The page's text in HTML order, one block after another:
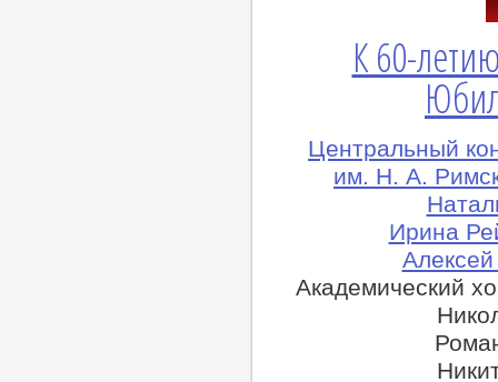
К 60-
Центральный
им. Н. А.
Ирина
Академический